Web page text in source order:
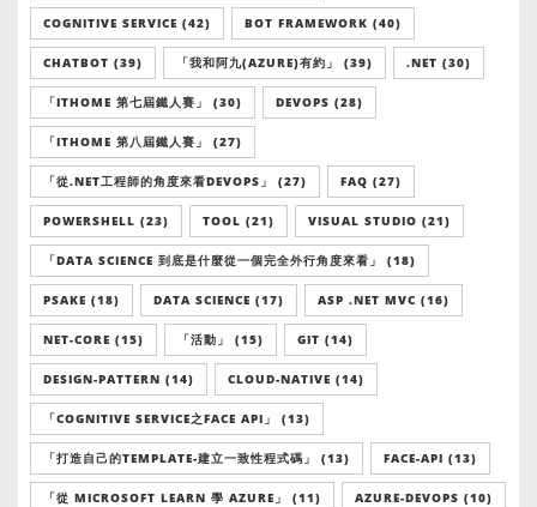
COGNITIVE SERVICE (42) BOT FRAMEWORK (40)
CHATBOT (39) 「我和阿九(AZURE)有約」 (39) .NET (30)
「ITHOME 第七屆鐵人賽」 (30) DEVOPS (28)
「ITHOME 第八屆鐵人賽」 (27)
「從.NET工程師的角度來看DEVOPS」 (27) FAQ (27)
POWERSHELL (23) TOOL (21) VISUAL STUDIO (21)
「DATA SCIENCE 到底是什麼從一個完全外行角度來看」 (18)
PSAKE (18) DATA SCIENCE (17) ASP .NET MVC (16)
NET-CORE (15) 「活動」 (15) GIT (14)
DESIGN-PATTERN (14) CLOUD-NATIVE (14)
「COGNITIVE SERVICE之FACE API」 (13)
「打造自己的TEMPLATE-建立一致性程式碼」 (13) FACE-API (13)
「從 MICROSOFT LEARN 學 AZURE」 (11) AZURE-DEVOPS (10)